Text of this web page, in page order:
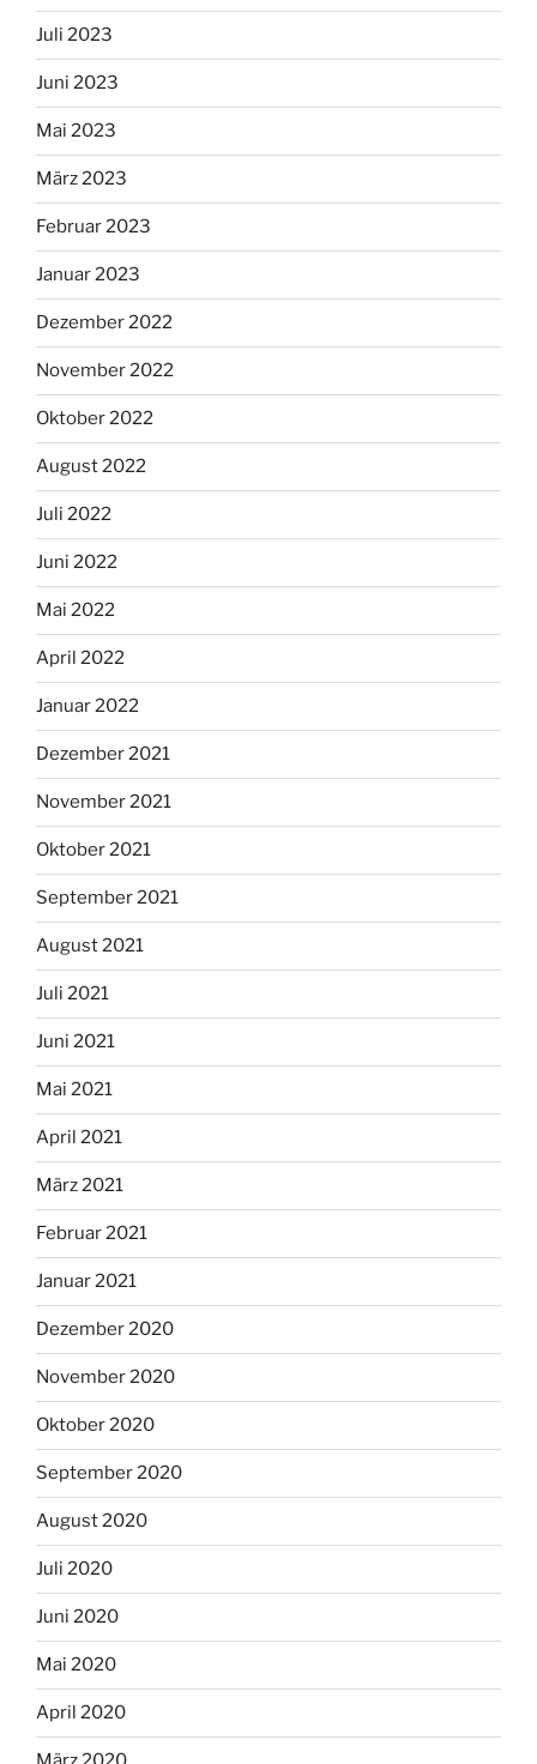
Juli 2023
Juni 2023
Mai 2023
März 2023
Februar 2023
Januar 2023
Dezember 2022
November 2022
Oktober 2022
August 2022
Juli 2022
Juni 2022
Mai 2022
April 2022
Januar 2022
Dezember 2021
November 2021
Oktober 2021
September 2021
August 2021
Juli 2021
Juni 2021
Mai 2021
April 2021
März 2021
Februar 2021
Januar 2021
Dezember 2020
November 2020
Oktober 2020
September 2020
August 2020
Juli 2020
Juni 2020
Mai 2020
April 2020